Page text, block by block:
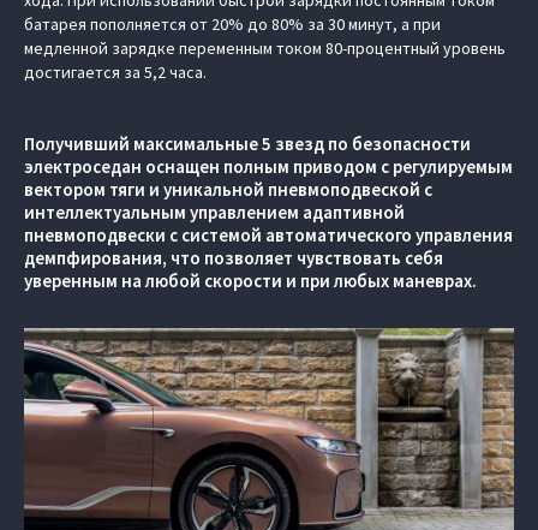
батарея пополняется от 20% до 80% за 30 минут, а при
медленной зарядке переменным током 80-процентный уровень
достигается за 5,2 часа.
Получивший максимальные 5 звезд по безопасности
электроседан оснащен полным приводом с регулируемым
вектором тяги и уникальной пневмоподвеской с
интеллектуальным управлением адаптивной
пневмоподвески с системой автоматического управления
демпфирования, что позволяет чувствовать себя
уверенным на любой скорости и при любых маневрах.